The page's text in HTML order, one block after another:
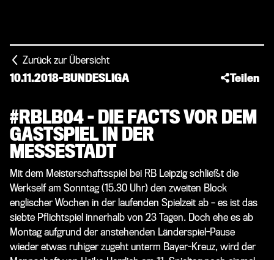
Zurück zur Übersicht
10.11.2018-BUNDESLIGA Teilen
#RBLB04 – DIE FACTS VOR DEM
GASTSPIEL IN DER
MESSESTADT
Mit dem Meisterschaftsspiel bei RB Leipzig schließt die
Werkself am Sonntag (15.30 Uhr) den zweiten Block
englischer Wochen in der laufenden Spielzeit ab – es ist das
siebte Pflichtspiel innerhalb von 23 Tagen. Doch ehe es ab
Montag aufgrund der anstehenden Länderspiel-Pause
wieder etwas ruhiger zugeht unterm Bayer-Kreuz, wird der